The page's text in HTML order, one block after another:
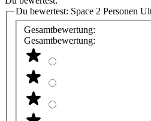
Du bewertest: Space 2 Personen
Gesamtbewertung:
Gesamtbewertung: